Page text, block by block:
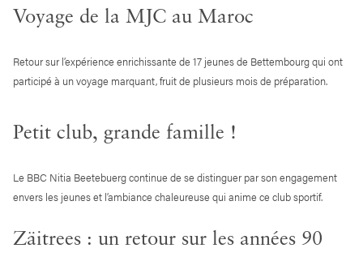
Voyage de la MJC au Maroc
Retour sur l’expérience enrichissante de 17 jeunes de Bettembourg qui ont
participé à un voyage marquant, fruit de plusieurs mois de préparation.
Petit club, grande famille !
Le BBC Nitia Beetebuerg continue de se distinguer par son engagement
envers les jeunes et l’ambiance chaleureuse qui anime ce club sportif.
Zäitrees : un retour sur les années 90